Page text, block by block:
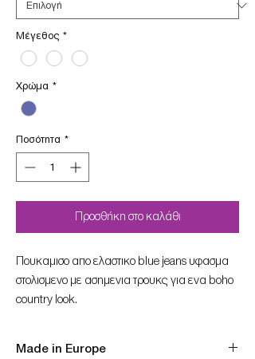
Μέγεθος *
Χρώμα *
Ποσότητα *
Προσθήκη στο καλάθι
Πουκαμισο απο ελαστικο blue jeans υφασμα
στολισμενο με ασημενια τρουκς για ενα boho
country look.
Made in Europe